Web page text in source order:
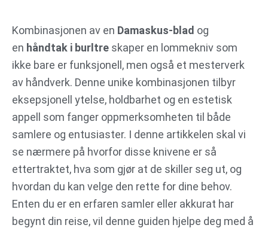
innhold
Kombinasjonen av en Damaskus-blad og
en håndtak i burltre skaper en lommekniv som
ikke bare er funksjonell, men også et mesterverk
av håndverk. Denne unike kombinasjonen tilbyr
eksepsjonell ytelse, holdbarhet og en estetisk
appell som fanger oppmerksomheten til både
samlere og entusiaster. I denne artikkelen skal vi
se nærmere på hvorfor disse knivene er så
ettertraktet, hva som gjør at de skiller seg ut, og
hvordan du kan velge den rette for dine behov.
Enten du er en erfaren samler eller akkurat har
begynt din reise, vil denne guiden hjelpe deg med å